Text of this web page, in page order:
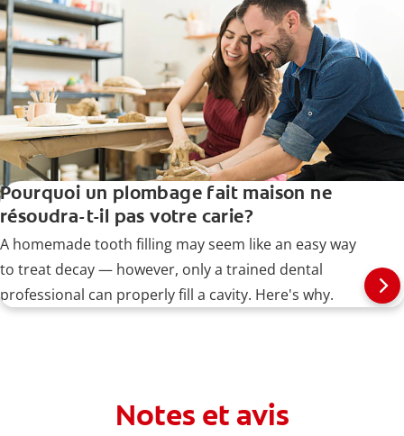
Pourquoi un plombage fait maison ne
résoudra-t-il pas votre carie?
A homemade tooth filling may seem like an easy way
to treat decay — however, only a trained dental
professional can properly fill a cavity. Here's why.
Notes et avis